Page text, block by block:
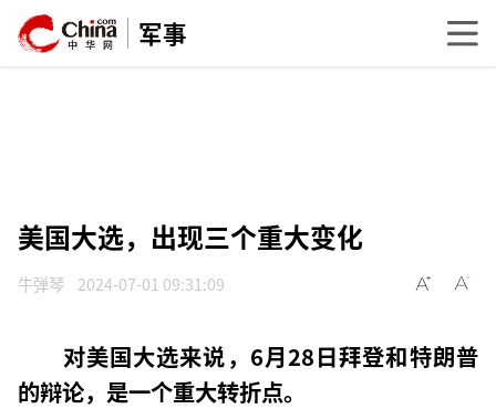
军事
美国大选，出现三个重大变化
牛弹琴 2024-07-01 09:31:09
对美国大选来说，6月28日拜登和特朗普
的辩论，是一个重大转折点。